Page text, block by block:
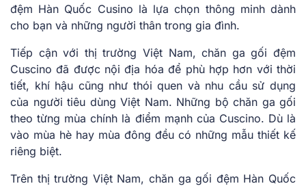
đệm Hàn Quốc Cusino là lựa chọn thông minh dành
cho bạn và những người thân trong gia đình.
Tiếp cận với thị trường Việt Nam, chăn ga gối đệm
Cuscino đã được nội địa hóa để phù hợp hơn với thời
tiết, khí hậu cũng như thói quen và nhu cầu sử dụng
của người tiêu dùng Việt Nam. Những bộ chăn ga gối
theo từng mùa chính là điểm mạnh của Cusci͏no. Dù là
vào mùa hè hay mùa đông đều có những mẫu thiết kế
riêng biệt.
Trên thị trường Việt Nam, chăn ga gối đệm Hàn Quốc